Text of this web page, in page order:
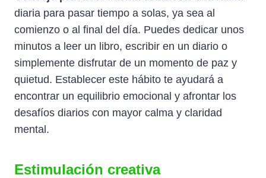
diaria para pasar tiempo a solas, ya sea al
comienzo o al final del día. Puedes dedicar unos
minutos a leer un libro, escribir en un diario o
simplemente disfrutar de un momento de paz y
quietud. Establecer este hábito te ayudará a
encontrar un equilibrio emocional y afrontar los
desafíos diarios con mayor calma y claridad
mental.
Estimulación creativa